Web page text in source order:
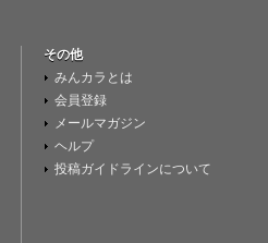
その他
みんカラとは
会員登録
メールマガジン
ヘルプ
投稿ガイドラインについて